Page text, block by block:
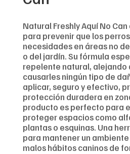
Natural Freshly Aquí No
para prevenir que los
necesidades en áreas no
o del jardín. Su fórmula
repelente natural, alejando
causarles ningún tipo de
aplicar, seguro y efectivo,
protección duradera en
producto es perfecto para
proteger espacios como
plantas o esquinas. Una
para mantener un
malos hábitos caninos de